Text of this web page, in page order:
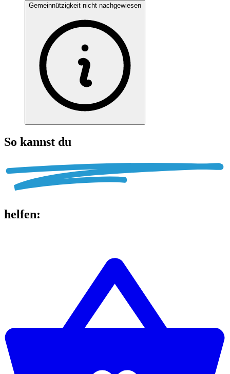
Gemeinnützigkeit nicht nachgewiesen
So kannst du
helfen: